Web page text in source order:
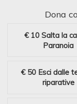
Dona
€ 10 Salta la
Paranoia
€ 50 Esci dalle
riparative